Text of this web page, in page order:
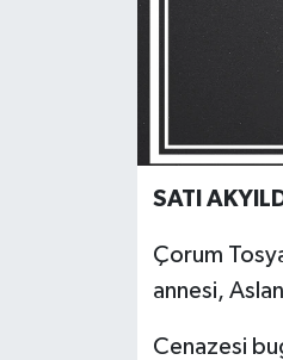
SATI
Çorum
annesi,
Cenazesi